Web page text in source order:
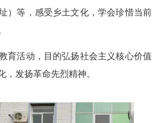
）等，感受乡土文化，学会珍惜当前
育活动，目的弘扬社会主义核心价值
， 发扬革命先烈精神。